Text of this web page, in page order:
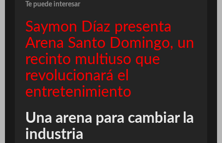
Te puede interesar
Saymon Díaz presenta
Arena Santo Domingo, un
recinto multiuso que
revolucionará el
entretenimiento
Una arena para cambiar la
industria